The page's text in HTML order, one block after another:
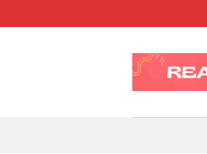
to